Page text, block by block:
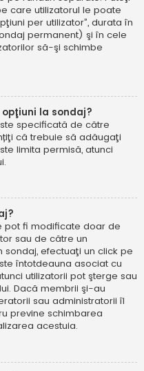
care utilizatorul le poate
per utilizator”, durata în
permanent) şi în cele
să-şi schimbe
la sondaj?
specificată de către
că trebuie să adăugaţi
limita permisă, atunci
pot fi modificate doar de
sau de către un
sondaj, efectuaţi un click pe
întotdeauna asociat cu
utilizatorii pot şterge sau
Dacă membrii şi-au
sau administratorii îl
previne schimbarea
acestuia.